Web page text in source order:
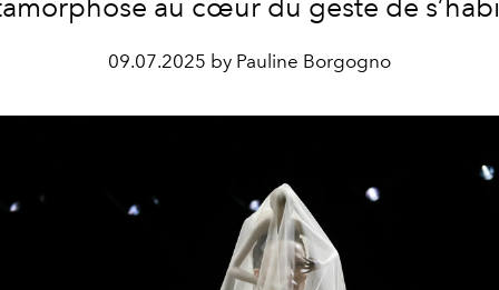
au cœur du geste de
09.07.2025 by Pauline Borgogno